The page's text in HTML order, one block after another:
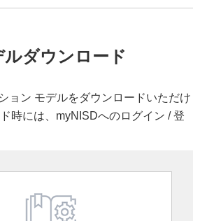
ダウンロード
ョン モデルをダウンロードいただけ
時には、myNISDへのログイン / 登